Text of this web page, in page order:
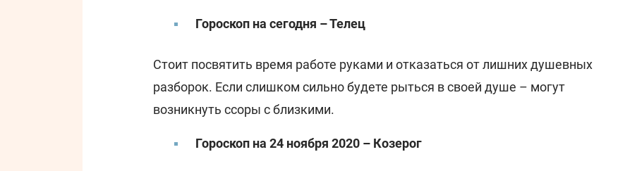
Гороскоп на сегодня – Телец
Стоит посвятить время работе руками и отказаться от лишних душевных
разборок. Если слишком сильно будете рыться в своей душе – могут
возникнуть ссоры с близкими.
Гороскоп на 24 ноября 2020 – Козерог